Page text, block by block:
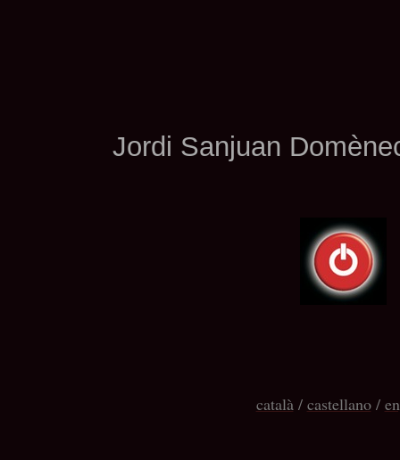
Jordi Sanjuan
català / castellano/